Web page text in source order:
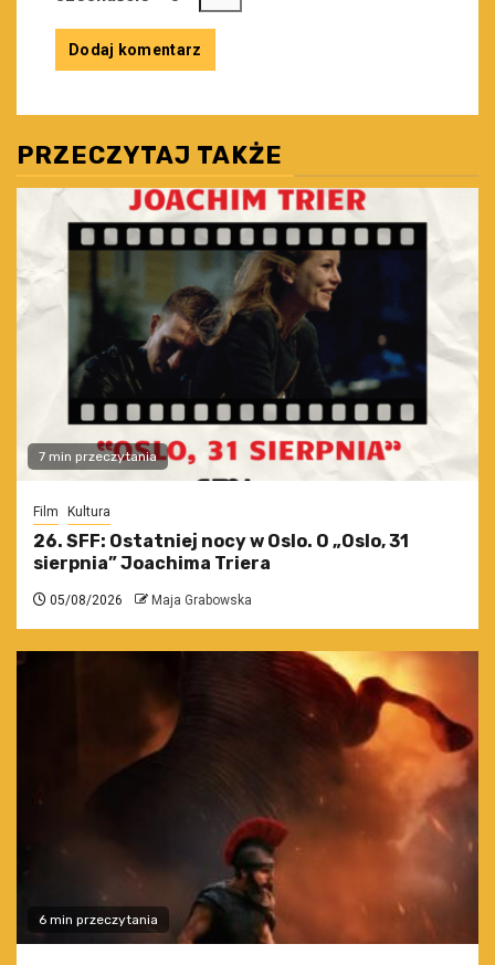
PRZECZYTAJ TAKŻE
7 min przeczytania
Film Kultura
26. SFF: Ostatniej nocy w Oslo. O „Oslo, 31
sierpnia” Joachima Triera
05/08/2026 Maja Grabowska
6 min przeczytania